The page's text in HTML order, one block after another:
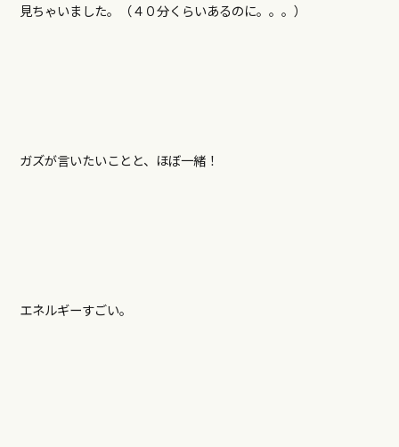
見ちゃいました。（４０分くらいあるのに。。。）
ガズが言いたいことと、ほぼ一緒！
エネルギーすごい。